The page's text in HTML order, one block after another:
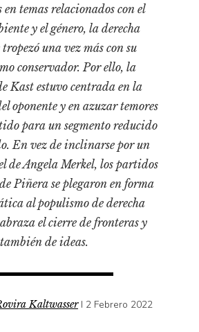
en temas relacionados con el
y el género, la derecha
una vez más con su
conservador. Por ello, la
Kast estuvo centrada en la
oponente y en azuzar temores
para un segmento reducido
En vez de inclinarse por un
de Angela Merkel, los partidos
Piñera se plegaron en forma
al populismo de derecha
el cierre de fronteras y
también de ideas.
Kaltwasser I 2 Febrero 2022